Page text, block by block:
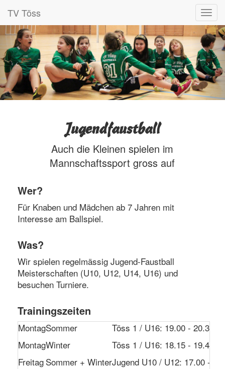
TV Töss
Jugendfaustball
Auch die Kleinen spielen im
Mannschaftssport gross auf
Wer?
Für Knaben und Mädchen ab 7 Jahren mit
Interesse am Ballspiel.
Was?
Wir spielen regelmässig Jugend-Faustball
Meisterschaften (U10, U12, U14, U16) und
besuchen Turniere.
Trainingszeiten
MontagSommer
Töss 1 / U16: 19.00 - 20.30
MontagWinter
Töss 1 / U16: 18.15 - 19.45
Freitag Sommer + WinterJugend U10 / U12: 17.00 -